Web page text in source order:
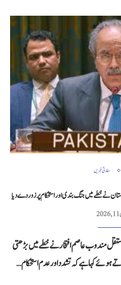
سفارتی خبریں
نے خطے میں جنگ بندی اور استحکام پر زور دے دیا
مندوب عاصم افتخار نے خطے میں بڑھتی
ہوئے کہا ہے کہ تشدد اور عدم استحکام…